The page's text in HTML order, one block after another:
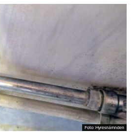
Foto: Hyresnämnden
Foto: Hyresnämnden